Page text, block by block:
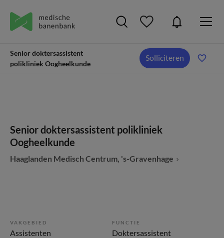
Senior doktersassistent
polikliniek Oogheelkunde
Solliciteren
Senior doktersassistent polikliniek
Oogheelkunde
Haaglanden Medisch Centrum, 's-Gravenhage
VAKGEBIED
Assistenten
FUNCTIE
Doktersassistent